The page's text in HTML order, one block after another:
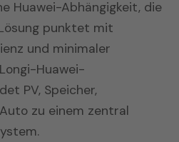
Huawei-Abhängigkeit, die
punktet mit
und minimaler
Huawei-
PV, Speicher,
zu einem zentral